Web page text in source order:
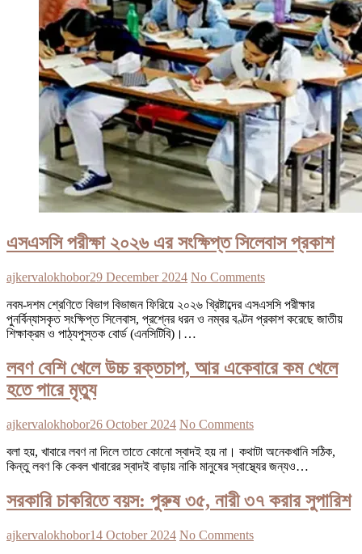
এসএসসি পরীক্ষা ২০২৬ এর সংক্ষিপ্ত সিলেবাস প্রকাশ
ajkervalokhobor29 December 2024 No Comments
নবম-দশম শ্রেণিতে বিভাগ বিভাজন ফিরিয়ে ২০২৬ খ্রিষ্টাব্দের এসএসসি পরীক্ষার
পুনর্বিন্যাসকৃত সংক্ষিপ্ত সিলেবাস, প্রশ্নের ধরন ও নম্বর বণ্টন প্রকাশ করেছে জাতীয়
শিক্ষাক্রম ও পাঠ্যপুস্তক বোর্ড (এনসিটিবি)।…
লবণ বেশি খেলে উচ্চ রক্তচাপ, আর একেবারে কম খেলে
হতে পারে মৃত্যু
ajkervalokhobor26 October 2024 No Comments
বলা হয়, খাবারে লবণ না দিলে তাতে কোনো স্বাদই হয় না। কথাটা অনেকখানি সঠিক,
কিন্তু লবণ কি কেবল খাবারের স্বাদই বাড়ায় নাকি মানুষের স্বাস্থ্যের জন্যও…
সরকারি চাকরিতে বয়স: পুরুষ ৩৫, নারী ৩৭ করার সুপারিশ
ajkervalokhobor14 October 2024 No Comments